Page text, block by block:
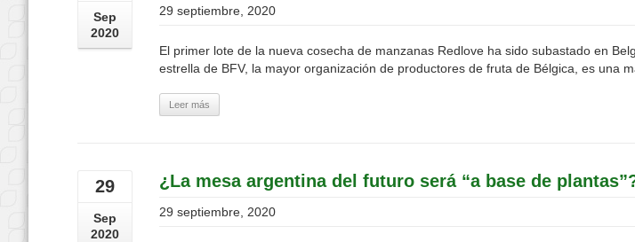
Sep
2020
29 septiembre, 2020
El primer lote de la nueva cosecha de manzanas Redlove ha sido subastado en
estrella de BFV, la mayor organización de productores de fruta de Bélgica, es una
Leer más
29
Sep
2020
¿La mesa argentina del futuro será “a base de
29 septiembre, 2020